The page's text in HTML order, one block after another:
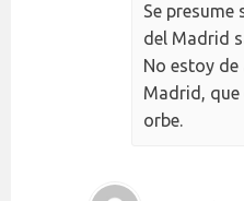
Se presume
del Madrid
No estoy
Madrid, que
orbe.